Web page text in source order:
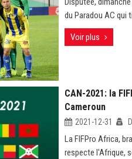
du Paradou AC qui
Voir plus
CAN-2021: la
Cameroun
2021-12-31
La FIFPro Africa,
respecte l'Afrique,